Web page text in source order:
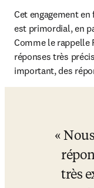
Cet engagement
est primordial, en
Comme le rappelle
réponses très
important, des
très